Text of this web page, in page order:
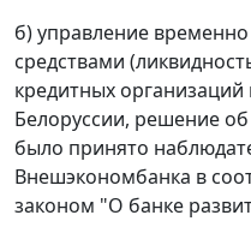
б) управление
средствами
кредитных
Белоруссии, решение
было принято
Внешэкономбанка в
законом "О банке